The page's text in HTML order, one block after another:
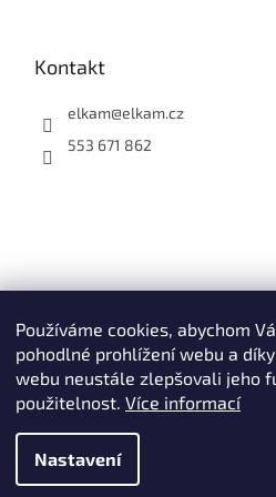
Používáme cookies, abychom
pohodlné prohlížení webu a
webu neustále zlepšovali jeho
použitelnost. Více informací
Nastavení
budou vyřizovány
Kontakt
elkam@elkam.cz
553 671 862
vyhrazena.